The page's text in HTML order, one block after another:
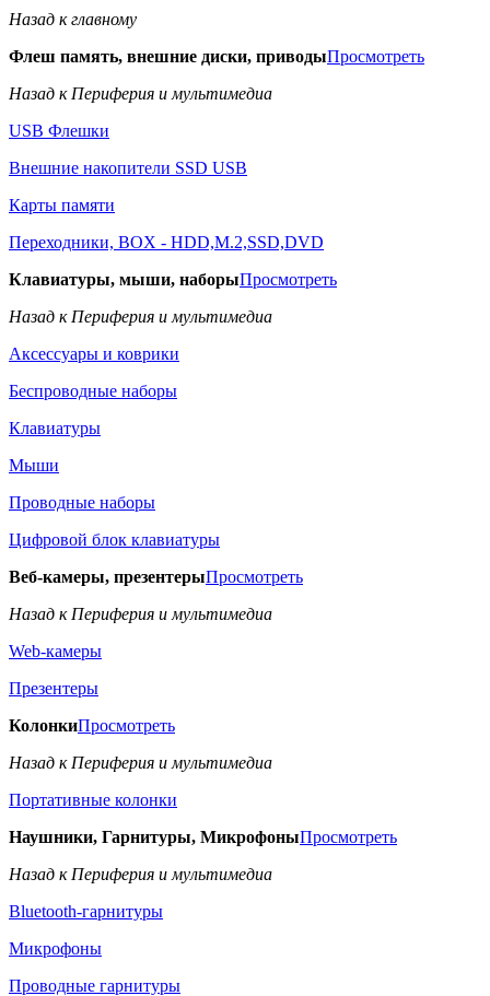
Назад к главному
Флеш память, внешние диски, приводыПросмотреть
Назад к Периферия и мультимедиа
USB Флешки
Внешние накопители SSD USB
Карты памяти
Переходники, BOX - HDD,M.2,SSD,DVD
Клавиатуры, мыши, наборыПросмотреть
Назад к Периферия и мультимедиа
Аксессуары и коврики
Беспроводные наборы
Клавиатуры
Мыши
Проводные наборы
Цифровой блок клавиатуры
Веб-камеры, презентерыПросмотреть
Назад к Периферия и мультимедиа
Web-камеры
Презентеры
КолонкиПросмотреть
Назад к Периферия и мультимедиа
Портативные колонки
Наушники, Гарнитуры, МикрофоныПросмотреть
Назад к Периферия и мультимедиа
Bluetooth-гарнитуры
Микрофоны
Проводные гарнитуры